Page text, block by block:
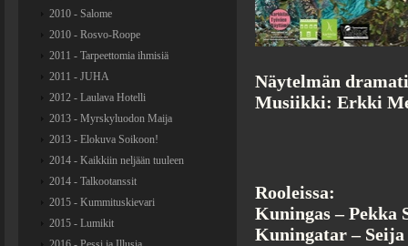
Näytelmän
Musiikki: Erkki
Rooleissa:
Kuningas – Pekka
Kuningatar – Seija
2010 - Salome
2010 - Rosvo-Roope
2011 - Tarpeettomia ihmisiä
2011 - JUHA
2012 - Laulava Hotelli
2013 - Myrskyluodon Maija
2013 - Elokuva Soikoon!
2014 - Kaikkiin neljään tuuleen
2014 - Talkootanssit
2015 - Kummituskievari
2015 - Lumikit